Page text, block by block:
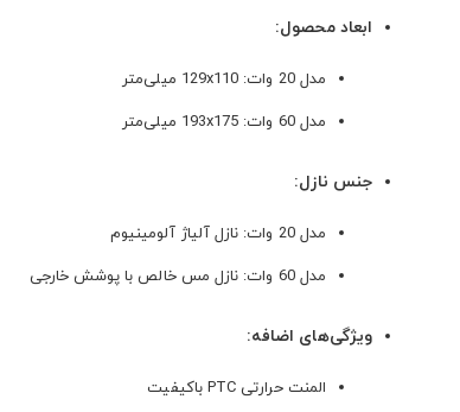
ابعاد محصول:
مدل 20 وات: 129x110 میلی‌متر
مدل 60 وات: 193x175 میلی‌متر
جنس نازل:
مدل 20 وات: نازل آلیاژ آلومینیوم
مدل 60 وات: نازل مس خالص با پوشش خارجی
ویژگی‌های اضافه:
المنت حرارتی PTC باکیفیت